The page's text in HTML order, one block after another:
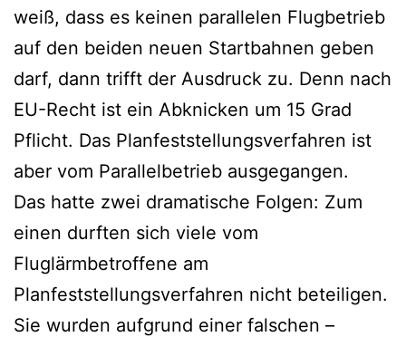
weiß, dass es keinen parallelen Flugbetrieb
auf den beiden neuen Startbahnen geben
darf, dann trifft der Ausdruck zu. Denn nach
EU-Recht ist ein Abknicken um 15 Grad
Pflicht. Das Planfeststellungsverfahren ist
aber vom Parallelbetrieb ausgegangen.
Das hatte zwei dramatische Folgen: Zum
einen durften sich viele vom
Fluglärmbetroffene am
Planfeststellungsverfahren nicht beteiligen.
Sie wurden aufgrund einer falschen –